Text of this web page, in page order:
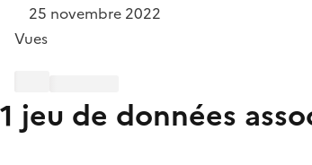
25 novembre 2022
Vues
1 jeu de données